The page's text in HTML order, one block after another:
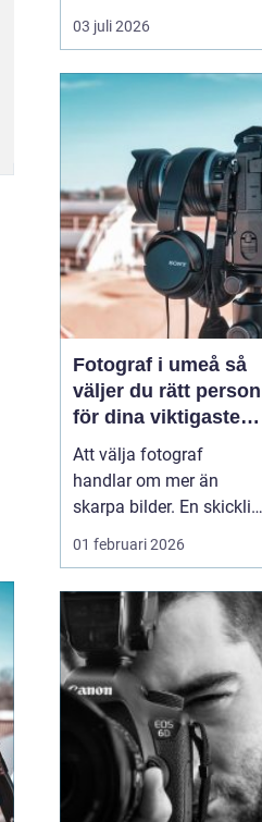
stora rubrikerna, men
som ändå har en
samlarnas och
galleristernas värld.
hör till den
kretsen. Han är en av de
konstnä...
03 juli 2026
Fotograf i umeå så
väljer du rätt person
för dina viktigaste
ögonblick
Att välja fotograf
handlar om mer än
skarpa bilder. En skicklig
fotograf fångar
alla de små detaljerna
som annars lätt
försvinner. För många i
och runt Umeå har
fotografering blivit ett
sätt att både beva...
01 februari 2026